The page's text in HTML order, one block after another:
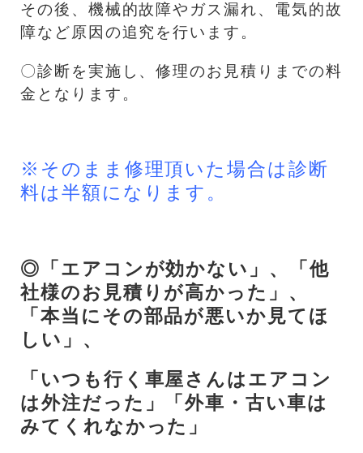
その後、機械的故障やガス漏れ、電気的故
障など原因の追究を行います。
〇診断を実施し、修理のお見積りまでの料
金となります。
※そのまま修理頂いた場合は診断
料は半額になります。
◎「エアコンが効かない」、「他
社様のお見積りが高かった」、
「本当にその部品が悪いか見てほ
しい」、
「いつも行く車屋さんはエアコン
は外注だった」「外車・古い車は
みてくれなかった」